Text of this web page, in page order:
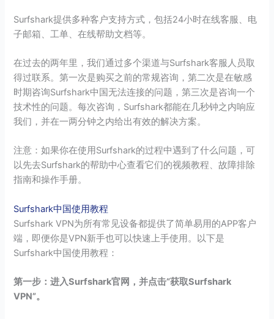
Surfshark提供多种客户支持方式，包括24小时在线客服、电
子邮箱、工单、在线帮助文档等。
在过去的两年里，我们通过多个渠道与Surfshark客服人员取
得过联系。第一次是购买之前的常规咨询，第二次是在敏感
时期咨询Surfshark中国无法连接的问题，第三次是咨询一个
技术性的问题。每次咨询，Surfshark都能在几秒钟之内响应
我们，并在一两分钟之内给出有效的解决方案。
注意：如果你在使用Surfshark的过程中遇到了什么问题，可
以先去Surfshark的帮助中心查看它们的视频教程、故障排除
指南和操作手册。
Surfshark中国使用教程
Surfshark VPN为所有常见设备都提供了简单易用的APP客户
端，即便你是VPN新手也可以快速上手使用。以下是
Surfshark中国使用教程：
第一步：进入Surfshark官网，并点击“获取Surfshark
VPN”。